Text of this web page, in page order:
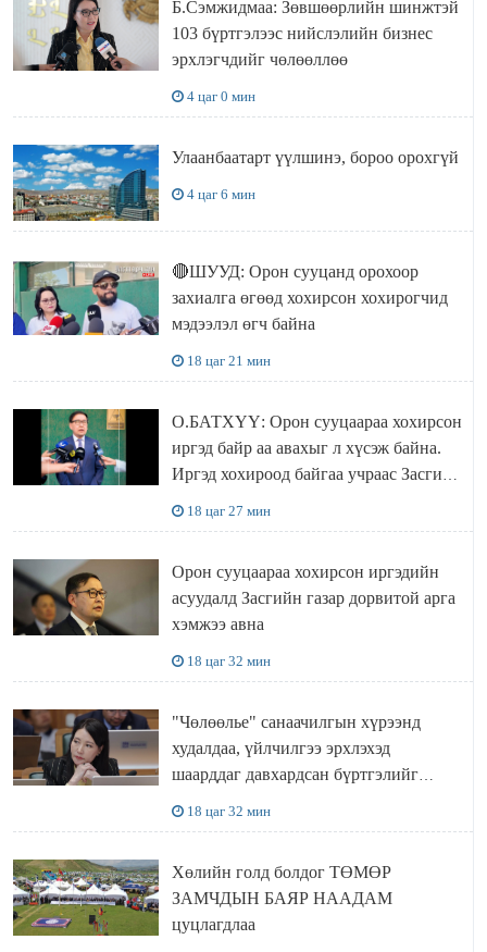
Б.Сэмжидмаа: Зөвшөөрлийн шинжтэй
103 бүртгэлээс нийслэлийн бизнес
эрхлэгчдийг чөлөөллөө
4 цаг 0 мин
Улаанбаатарт үүлшинэ, бороо орохгүй
4 цаг 6 мин
🔴ШУУД: Орон сууцанд орохоор
захиалга өгөөд хохирсон хохирогчид
мэдээлэл өгч байна
18 цаг 21 мин
О.БАТХҮҮ: Орон сууцаараа хохирсон
иргэд байр аа авахыг л хүсэж байна.
Иргэд хохироод байгаа учраас Засгийн
18 цаг 27 мин
Орон сууцаараа хохирсон иргэдийн
асуудалд Засгийн газар дорвитой арга
хэмжээ авна
18 цаг 32 мин
"Чөлөөлье" санаачилгын хүрээнд
худалдаа, үйлчилгээ эрхлэхэд
шаарддаг давхардсан бүртгэлийг
18 цаг 32 мин
Хөлийн голд болдог ТӨМӨР
ЗАМЧДЫН БАЯР НААДАМ
цуцлагдлаа